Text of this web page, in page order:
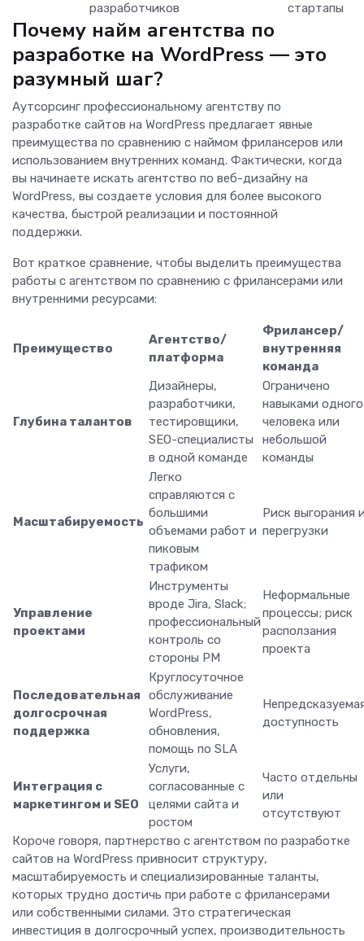
разработчиков
стартапы
Почему найм агентства по
разработке на WordPress — это
разумный шаг?
Аутсорсинг профессиональному агентству по
разработке сайтов на WordPress предлагает явные
преимущества по сравнению с наймом фрилансеров или
использованием внутренних команд. Фактически, когда
вы начинаете искать агентство по веб-дизайну на
WordPress, вы создаете условия для более высокого
качества, быстрой реализации и постоянной
поддержки.
Вот краткое сравнение, чтобы выделить преимущества
работы с агентством по сравнению с фрилансерами или
внутренними ресурсами:
Преимущество
Агентство/
платформа
Фрилансер/
внутренняя
команда
Глубина талантов
Дизайнеры,
разработчики,
тестировщики,
SEO-специалисты
в одной команде
Ограничено
навыками одного
человека или
небольшой
команды
Масштабируемость
Легко
справляются с
большими
объемами работ и
пиковым
трафиком
Риск выгорания
перегрузки
Управление
проектами
Инструменты
вроде Jira, Slack;
профессиональный
контроль со
стороны PM
Неформальные
процессы; риск
расползания
проекта
Последовательная
долгосрочная
поддержка
Круглосуточное
обслуживание
WordPress,
обновления,
помощь по SLA
доступность
Интеграция с
маркетингом и SEO
Услуги,
согласованные с
целями сайта и
ростом
Часто отдельны
или
отсутствуют
Короче говоря, партнерство с агентством по разработке
сайтов на WordPress привносит структуру,
масштабируемость и специализированные таланты,
которых трудно достичь при работе с фрилансерами
или собственными силами. Это стратегическая
инвестиция в долгосрочный успех, производительность